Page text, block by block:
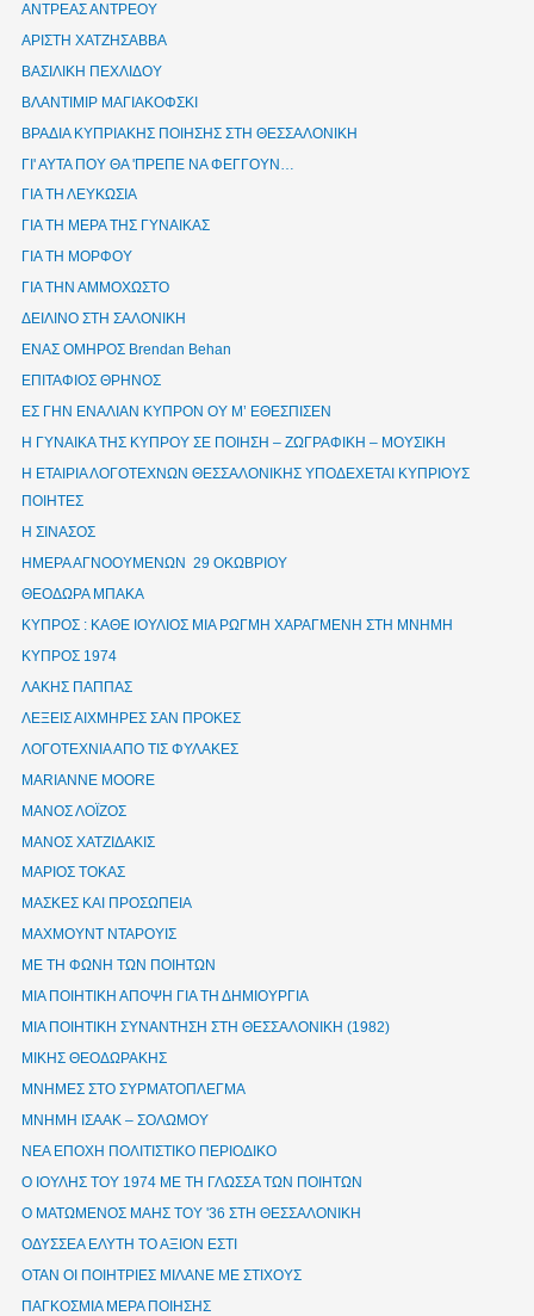
ΑΝΤΡΕΑΣ ΑΝΤΡΕΟΥ
ΑΡΙΣΤΗ ΧΑΤΖΗΣΑΒΒΑ
ΒΑΣΙΛΙΚΗ ΠΕΧΛΙΔΟΥ
ΒΛΑΝΤΙΜΙΡ ΜΑΓΙΑΚΟΦΣΚΙ
ΒΡΑΔΙΑ ΚΥΠΡΙΑΚΗΣ ΠΟΙΗΣΗΣ ΣΤΗ ΘΕΣΣΑΛΟΝΙΚΗ
ΓΙ' ΑΥΤΑ ΠΟΥ ΘΑ 'ΠΡΕΠΕ ΝΑ ΦΕΓΓΟΥΝ…
ΓΙΑ ΤΗ ΛΕΥΚΩΣΙΑ
ΓΙΑ ΤΗ ΜΕΡΑ ΤΗΣ ΓΥΝΑΙΚΑΣ
ΓΙΑ ΤΗ ΜΟΡΦΟΥ
ΓΙΑ ΤΗΝ ΑΜΜΟΧΩΣΤΟ
ΔΕΙΛΙΝΟ ΣΤΗ ΣΑΛΟΝΙΚΗ
ΕΝΑΣ ΟΜΗΡΟΣ Brendan Behan
ΕΠΙΤΑΦΙΟΣ ΘΡΗΝΟΣ
ΕΣ ΓΗΝ ΕΝΑΛΙΑΝ ΚΥΠΡΟΝ ΟΥ Μ’ ΕΘΕΣΠΙΣΕΝ
Η ΓΥΝΑΙΚΑ ΤΗΣ ΚΥΠΡΟΥ ΣΕ ΠΟΙΗΣΗ – ΖΩΓΡΑΦΙΚΗ – ΜΟΥΣΙΚΗ
Η ΕΤΑΙΡΙΑ ΛΟΓΟΤΕΧΝΩΝ ΘΕΣΣΑΛΟΝΙΚΗΣ ΥΠΟΔΕΧΕΤΑΙ ΚΥΠΡΙΟΥΣ
ΠΟΙΗΤΕΣ
Η ΣΙΝΑΣΟΣ
ΗΜΕΡΑ ΑΓΝΟΟΥΜΕΝΩΝ 29 ΟΚΩΒΡΙΟΥ
ΘΕΟΔΩΡΑ ΜΠΑΚΑ
ΚΥΠΡΟΣ : ΚΑΘΕ ΙΟΥΛΙΟΣ ΜΙΑ ΡΩΓΜΗ ΧΑΡΑΓΜΕΝΗ ΣΤΗ ΜΝΗΜΗ
ΚΥΠΡΟΣ 1974
ΛΑΚΗΣ ΠΑΠΠΑΣ
ΛΕΞΕΙΣ ΑΙΧΜΗΡΕΣ ΣΑΝ ΠΡΟΚΕΣ
ΛΟΓΟΤΕΧΝΙΑ ΑΠΟ ΤΙΣ ΦΥΛΑΚΕΣ
ΜΑRIANNE MOORE
ΜΑΝΟΣ ΛΟΪΖΟΣ
ΜΑΝΟΣ ΧΑΤΖΙΔΑΚΙΣ
ΜΑΡΙΟΣ ΤΟΚΑΣ
ΜΑΣΚΕΣ ΚΑΙ ΠΡΟΣΩΠΕΙΑ
ΜΑΧΜΟΥΝΤ ΝΤΑΡΟΥΙΣ
ΜΕ ΤΗ ΦΩΝΗ ΤΩΝ ΠΟΙΗΤΩΝ
ΜΙΑ ΠΟΙΗΤΙΚΗ ΑΠΟΨΗ ΓΙΑ ΤΗ ΔΗΜΙΟΥΡΓΙΑ
ΜΙΑ ΠΟΙΗΤΙΚΗ ΣΥΝΑΝΤΗΣΗ ΣΤΗ ΘΕΣΣΑΛΟΝΙΚΗ (1982)
ΜΙΚΗΣ ΘΕΟΔΩΡΑΚΗΣ
ΜΝΗΜΕΣ ΣΤΟ ΣΥΡΜΑΤΟΠΛΕΓΜΑ
ΜΝΗΜΗ ΙΣΑΑΚ – ΣΟΛΩΜΟΥ
ΝΕΑ ΕΠΟΧΗ ΠΟΛΙΤΙΣΤΙΚΟ ΠΕΡΙΟΔΙΚΟ
Ο ΙΟΥΛΗΣ ΤΟΥ 1974 ΜΕ ΤΗ ΓΛΩΣΣΑ ΤΩΝ ΠΟΙΗΤΩΝ
Ο ΜΑΤΩΜΕΝΟΣ ΜΑΗΣ ΤΟΥ '36 ΣΤΗ ΘΕΣΣΑΛΟΝΙΚΗ
ΟΔΥΣΣΕΑ ΕΛΥΤΗ ΤΟ ΑΞΙΟΝ ΕΣΤΙ
ΟΤΑΝ ΟΙ ΠΟΙΗΤΡΙΕΣ ΜΙΛΑΝΕ ΜΕ ΣΤΙΧΟΥΣ
ΠΑΓΚΟΣΜΙΑ ΜΕΡΑ ΠΟΙΗΣΗΣ